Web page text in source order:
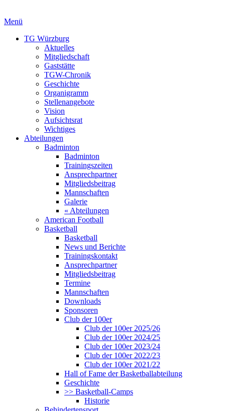
Menü
TG Würzburg
Aktuelles
Mitgliedschaft
Gaststätte
TGW-Chronik
Geschichte
Organigramm
Stellenangebote
Vision
Aufsichtsrat
Wichtiges
Abteilungen
Badminton
Badminton
Trainingszeiten
Ansprechpartner
Mitgliedsbeitrag
Mannschaften
Galerie
« Abteilungen
American Football
Basketball
Basketball
News und Berichte
Trainingskontakt
Ansprechpartner
Mitgliedsbeitrag
Termine
Mannschaften
Downloads
Sponsoren
Club der 100er
Club der 100er 2025/26
Club der 100er 2024/25
Club der 100er 2023/24
Club der 100er 2022/23
Club der 100er 2021/22
Hall of Fame der Basketballabteilung
Geschichte
>> Basketball-Camps
Historie